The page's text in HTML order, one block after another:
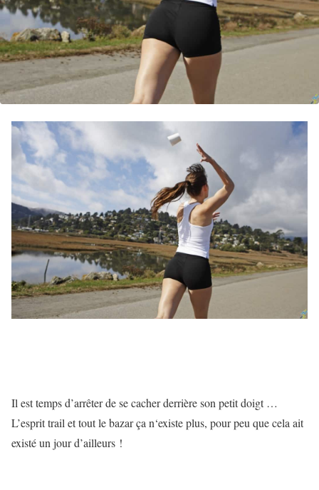
Il est temps d’arrêter de se cacher derrière son petit doigt …
L’esprit trail et tout le bazar ça n‘existe plus, pour peu que cela ait
existé un jour d’ailleurs !